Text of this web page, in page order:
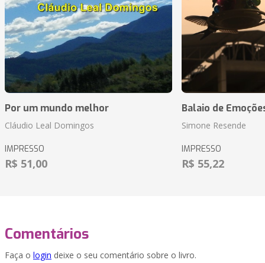
Por um mundo melhor
Cláudio Leal Domingos
IMPRESSO
R$ 51,00
Balaio de
Simone Resende
IMPRESSO
R$ 55,22
Comentários
Faça o login deixe o seu comentário sobre o livro.